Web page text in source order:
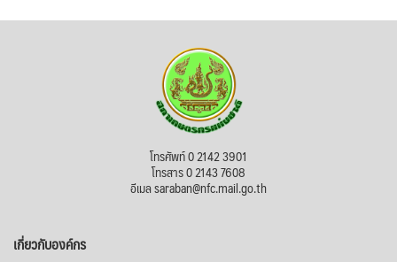
โทรศัพท์ 0 2142 3901
โทรสาร 0 2143 7608
อีเมล saraban@nfc.mail.go.th
เกี่ยวกับองค์กร